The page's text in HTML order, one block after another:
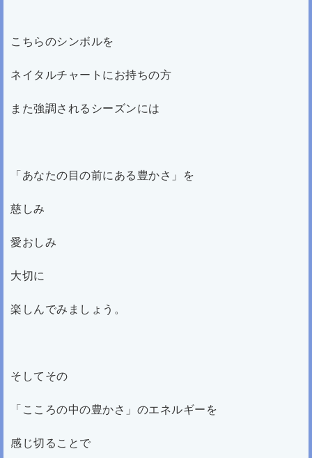
こちらのシンボルを
ネイタルチャートにお持ちの方
また強調されるシーズンには
「あなたの目の前にある豊かさ」を
慈しみ
愛おしみ
大切に
楽しんでみましょう。
そしてその
「こころの中の豊かさ」のエネルギーを
感じ切ることで